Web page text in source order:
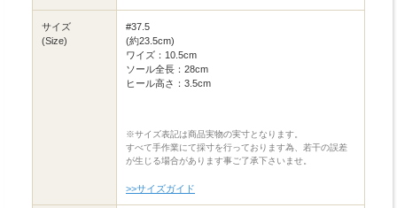
サイズ
(Size)
#37.5
(約23.5cm)
ワイズ：10.5cm
ソール全長：28cm
ヒール高さ：3.5cm
※サイズ表記は商品実物の実寸となります。
すべて手作業にて採寸を行っております為、若干の誤差
が生じる場合があります事ご了承下さいませ。
>>サイズガイド